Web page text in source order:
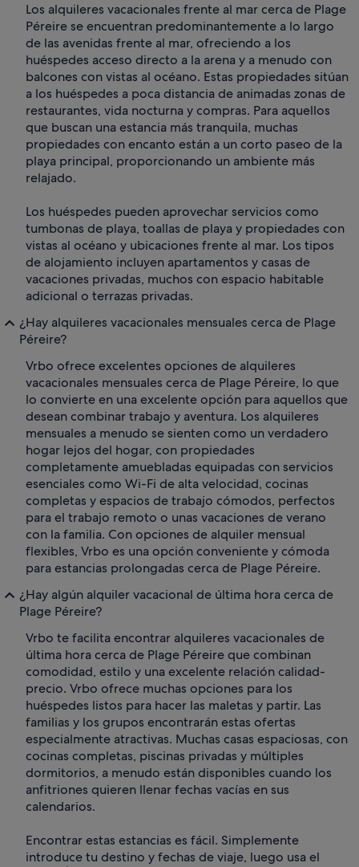
Los alquileres vacacionales frente al mar cerca de Plage
Péreire se encuentran predominantemente a lo largo
de las avenidas frente al mar, ofreciendo a los
huéspedes acceso directo a la arena y a menudo con
balcones con vistas al océano. Estas propiedades sitúan
a los huéspedes a poca distancia de animadas zonas de
restaurantes, vida nocturna y compras. Para aquellos
que buscan una estancia más tranquila, muchas
propiedades con encanto están a un corto paseo de la
playa principal, proporcionando un ambiente más
relajado.
Los huéspedes pueden aprovechar servicios como
tumbonas de playa, toallas de playa y propiedades con
vistas al océano y ubicaciones frente al mar. Los tipos
de alojamiento incluyen apartamentos y casas de
vacaciones privadas, muchos con espacio habitable
adicional o terrazas privadas.
¿Hay alquileres vacacionales mensuales cerca de Plage
Péreire?
Vrbo ofrece excelentes opciones de alquileres
vacacionales mensuales cerca de Plage Péreire, lo que
lo convierte en una excelente opción para aquellos que
desean combinar trabajo y aventura. Los alquileres
mensuales a menudo se sienten como un verdadero
hogar lejos del hogar, con propiedades
completamente amuebladas equipadas con servicios
esenciales como Wi-Fi de alta velocidad, cocinas
completas y espacios de trabajo cómodos, perfectos
para el trabajo remoto o unas vacaciones de verano
con la familia. Con opciones de alquiler mensual
flexibles, Vrbo es una opción conveniente y cómoda
para estancias prolongadas cerca de Plage Péreire.
¿Hay algún alquiler vacacional de última hora cerca de
Plage Péreire?
Vrbo te facilita encontrar alquileres vacacionales de
última hora cerca de Plage Péreire que combinan
comodidad, estilo y una excelente relación calidad-
precio. Vrbo ofrece muchas opciones para los
huéspedes listos para hacer las maletas y partir. Las
familias y los grupos encontrarán estas ofertas
especialmente atractivas. Muchas casas espaciosas, con
cocinas completas, piscinas privadas y múltiples
dormitorios, a menudo están disponibles cuando los
anfitriones quieren llenar fechas vacías en sus
calendarios.
Encontrar estas estancias es fácil. Simplemente
introduce tu destino y fechas de viaje, luego usa el